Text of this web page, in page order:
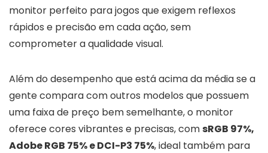
monitor perfeito para jogos que exigem reflexos
rápidos e precisão em cada ação, sem
comprometer a qualidade visual.
Além do desempenho que está acima da média se a
gente compara com outros modelos que possuem
uma faixa de preço bem semelhante, o monitor
oferece cores vibrantes e precisas, comsRGB 97%,
Adobe RGB 75% e DCI-P3 75%, ideal também para